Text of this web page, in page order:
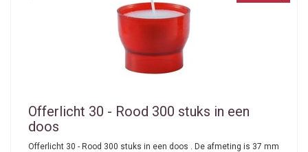
Offerlicht 30 - Rood 300 stuks in een
doos
Offerlicht 30 - Rood 300 stuks in een doos . De afmeting is 37 mm